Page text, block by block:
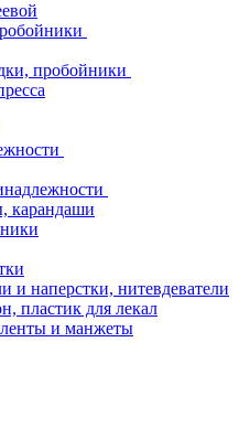
пробойники
карандаши
и наперстки, нитевдеватели
пластик для лекал
и манжеты